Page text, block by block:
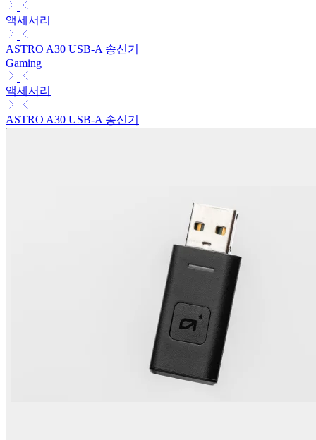
액세서리
ASTRO A30 USB-A 송신기
Gaming
액세서리
ASTRO A30 USB-A 송신기